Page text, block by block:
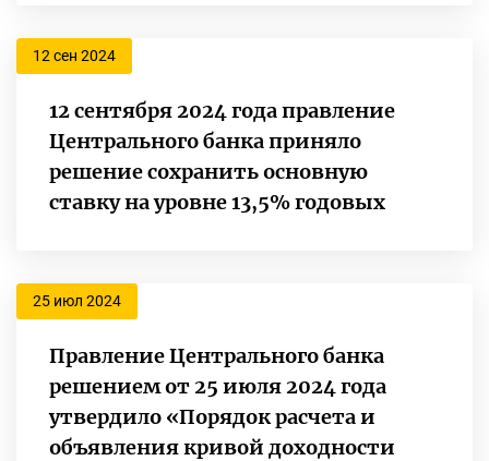
12 сен 2024
12 сентября 2024 года правление
Центрального банка приняло
решение сохранить основную
ставку на уровне 13,5% годовых
25 июл 2024
Правление Центрального банка
решением от 25 июля 2024 года
утвердило «Порядок расчета и
объявления кривой доходности